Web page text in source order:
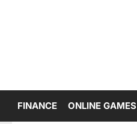
FINANCE ONLINE GAMES